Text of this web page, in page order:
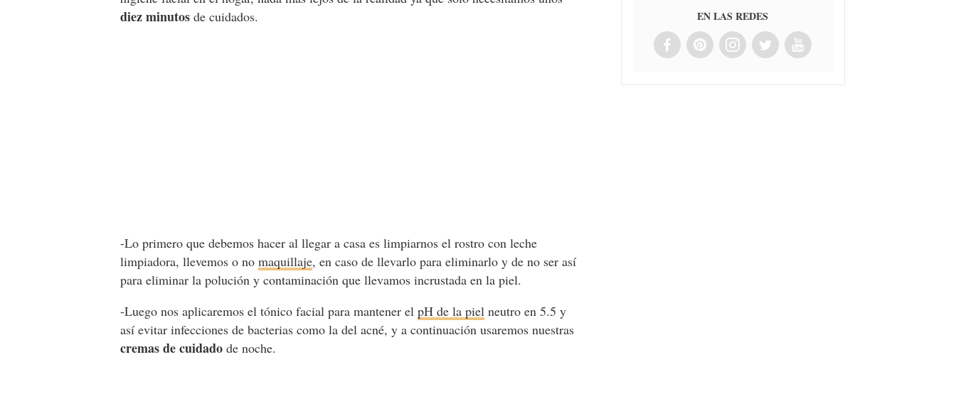
diez minutos de cuidados.
-Lo primero que debemos hacer al llegar a casa es limpiarnos el rostro con leche
limpiadora, llevemos o nomaquillaje, en caso de llevarlo para eliminarlo y de no ser así
para eliminar la polución y contaminación que llevamos incrustada en la piel.
-Luego nos aplicaremos el tónico facial para mantener elpH de la piel neutro en 5.5 y
así evitar infecciones de bacterias como la del acné, y a continuación usaremos nuestras
cremas de cuidado de noche.
EN LAS REDES